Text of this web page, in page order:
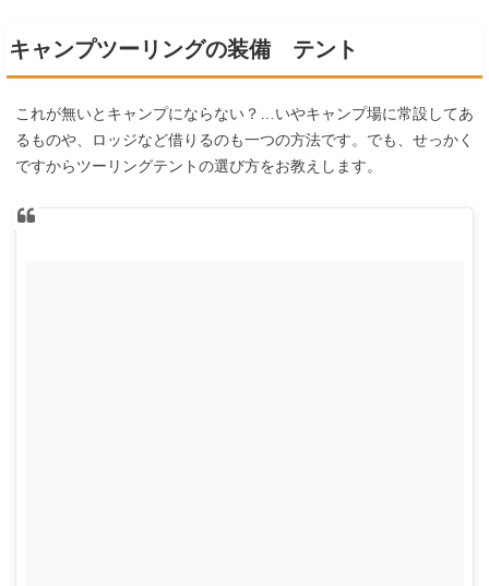
キャンプツーリングの装備 テント
これが無いとキャンプにならない？…いやキャンプ場に常設してあ
るものや、ロッジなど借りるのも一つの方法です。でも、せっかく
ですからツーリングテントの選び方をお教えします。